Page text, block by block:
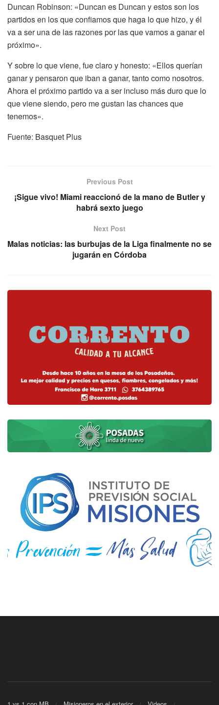
Duncan Robinson: «Duncan es Duncan y estos son los
partidos en los que confiamos que haga lo que hizo, y él
va a ser una de las razones por las que vamos a ganar el
próximo».
Y sobre lo que viene, fue claro y honesto: «Ellos querían
ganar y pensaron que iban a ganar, tanto como nosotros.
Ahora el próximo partido va a ser incluso más duro que lo
que viene siendo, pero me gustan las chances que
tenemos».
Fuente: Basquet Plus
Previous Post
¡Sigue vivo! Miami reaccionó de la mano de Butler y
habrá sexto juego
Next Post
Malas noticias: las burbujas de la Liga finalmente no se
jugarán en Córdoba